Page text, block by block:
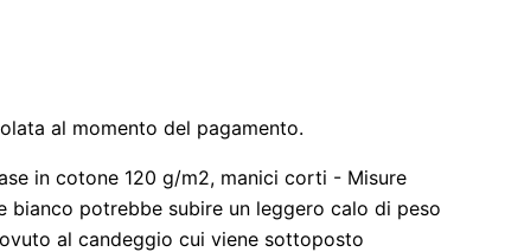
al momento del pagamento.
in cotone 120 g/m2, manici corti - Misure
bianco potrebbe subire un leggero calo di peso
al candeggio cui viene sottoposto